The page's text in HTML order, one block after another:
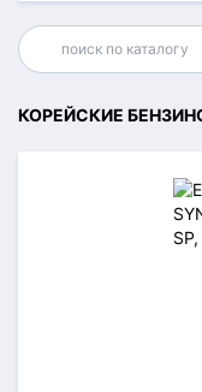
КОРЕЙСКИЕ